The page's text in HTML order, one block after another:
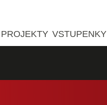
PROJEKTY VSTUPENKY